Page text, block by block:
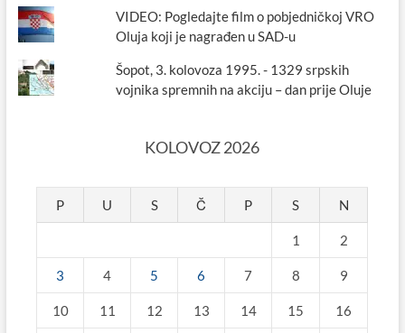
VIDEO: Pogledajte film o pobjedničkoj VRO
Oluja koji je nagrađen u SAD-u
Šopot, 3. kolovoza 1995. - 1329 srpskih
vojnika spremnih na akciju – dan prije Oluje
KOLOVOZ 2026
P U S Č P S N
1 2
3 4 5 6 7 8 9
10 11 12 13 14 15 16